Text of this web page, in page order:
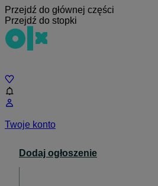
Przejdź do głównej części
Przejdź do stopki
Twoje konto
Dodaj ogłoszenie